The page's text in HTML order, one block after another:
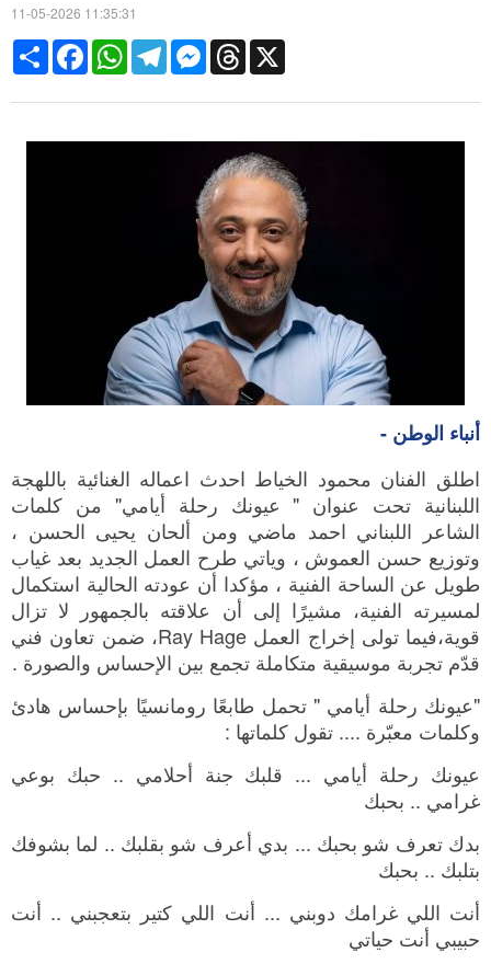
11-05-2026 11:35:31
Share
FacebookWhatsAppTelegramMessengerThreads X
أنباء الوطن -
اطلق الفنان محمود الخياط احدث اعماله الغنائية باللهجة
اللبنانية تحت عنوان " عيونك رحلة أيامي" من كلمات
الشاعر اللبناني احمد ماضي ومن ألحان يحيى الحسن ،
وتوزيع حسن العموش ، وياتي طرح العمل الجديد بعد غياب
طويل عن الساحة الفنية ، مؤكدا أن عودته الحالية استكمال
لمسيرته الفنية، مشيرًا إلى أن علاقته بالجمهور لا تزال
قوية،فيما تولى إخراج العمل Ray Hage، ضمن تعاون فني
قدّم تجربة موسيقية متكاملة تجمع بين الإحساس والصورة .
"عيونك رحلة أيامي " تحمل طابعًا رومانسيًا بإحساس هادئ
وكلمات معبّرة .... تقول كلماتها :
عيونك رحلة أيامي ... قلبك جنة أحلامي .. حبك بوعي
غرامي .. بحبك
بدك تعرف شو بحبك ... بدي أعرف شو بقلبك .. لما بشوفك
بتلبك .. بحبك
أنت اللي غرامك دوبني ... أنت اللي كتير بتعجبني .. أنت
حبيبي أنت حياتي